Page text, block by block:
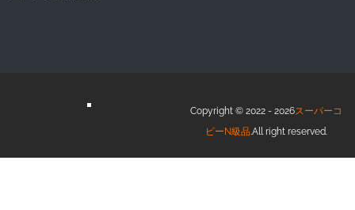
Copyright © 2022 - 2026スーパーコ
ピーN級品.All right reserved.